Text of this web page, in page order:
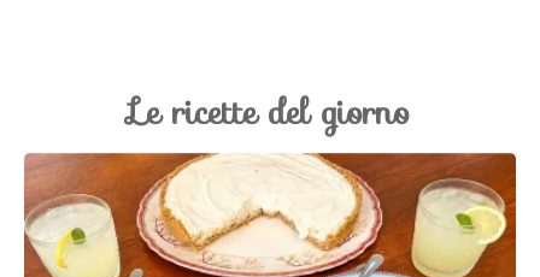
Le ricette del giorno